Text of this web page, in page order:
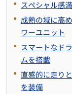
スペシャル感
成熟の域に高
ワーユニット
スマートなド
ムを搭載
直感的に走り
を装備